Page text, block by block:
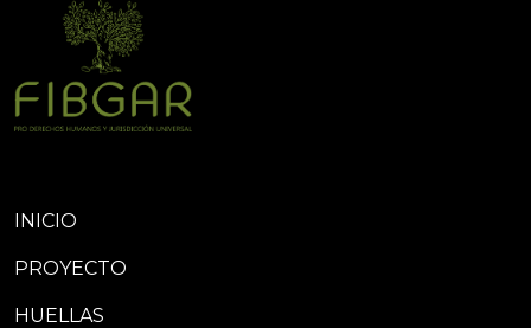
INICIO
PROYECTO
HUELLAS